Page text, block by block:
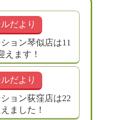
だより
ョン琴似店は11
えます！
だより
ョン荻窪店は22
ました！